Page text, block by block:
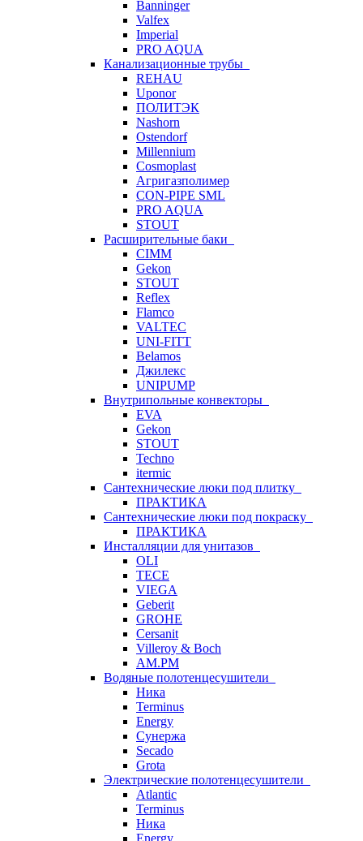
Banninger
Valfex
Imperial
PRO AQUA
Канализационные трубы
REHAU
Uponor
ПОЛИТЭК
Nashorn
Ostendorf
Millennium
Cosmoplast
Агригазполимер
CON-PIPE SML
PRO AQUA
STOUT
Расширительные баки
CIMM
Gekon
STOUT
Reflex
Flamco
VALTEC
UNI-FITT
Belamos
Джилекс
UNIPUMP
Внутрипольные конвекторы
EVA
Gekon
STOUT
Techno
itermic
Сантехнические люки под плитку
ПРАКТИКА
Сантехнические люки под покраску
ПРАКТИКА
Инсталляции для унитазов
OLI
TECE
VIEGA
Geberit
GROHE
Cersanit
Villeroy & Boch
AM.PM
Водяные полотенцесушители
Ника
Terminus
Energy
Сунержа
Secado
Grota
Электрические полотенцесушители
Atlantic
Terminus
Ника
Energy